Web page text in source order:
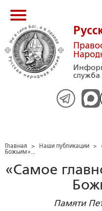
служба
Главная > Наши публикации >
Божьим»...
«Самое
Памяти